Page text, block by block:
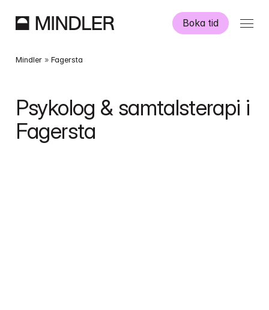
Boka tid
Våra psykologer
Information
Övriga tjänster
Mindler » Fagersta
Psykolog & samtalsterapi i
Fagersta